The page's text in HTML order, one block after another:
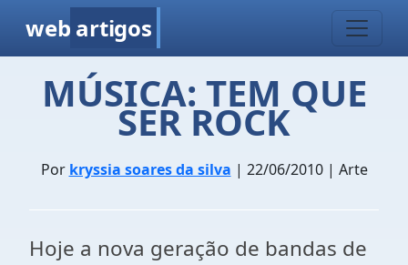
web artigos
MÚSICA: TEM QUE
SER ROCK
Por kryssia soares da silva | 22/06/2010 | Arte
Hoje a nova geração de bandas de